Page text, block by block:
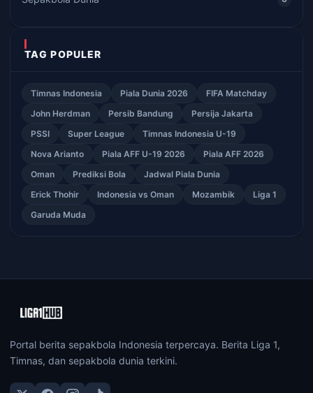
TAG POPULER
Timnas Indonesia Piala Dunia 2026
FIFA Matchday
John Herdman
Persib Bandung
Persija Jakarta
PSSI
Super League
Timnas Indonesia U-19
Nova Arianto
Piala AFF U-19 2026
Piala AFF 2026
Oman
Prediksi Bola
Jadwal Piala Dunia
Erick Thohir
Indonesia vs Oman Mozambik
Liga 1
Garuda Muda
Portal berita sepakbola Indonesia terpercaya. Berita Liga 1,
Timnas, dan sepakbola dunia terkini.